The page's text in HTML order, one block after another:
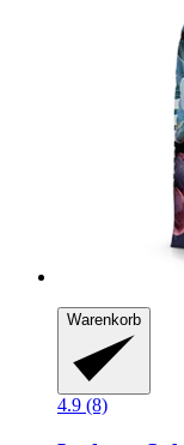
Warenkorb
4.9 (8)